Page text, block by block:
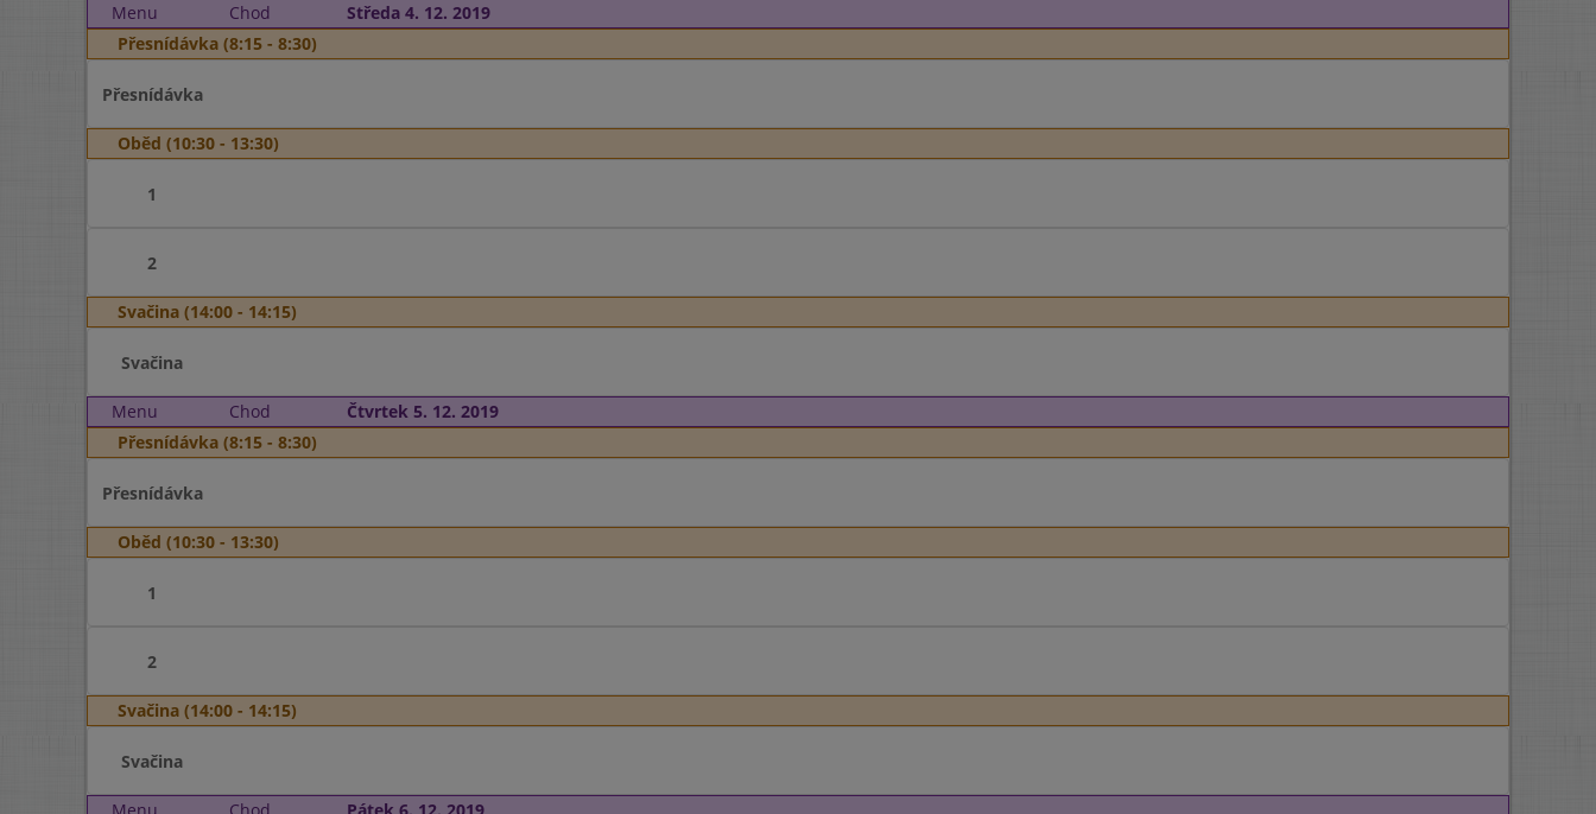
Menu Chod
Středa 4. 12. 2019
Přesnídávka (8:15 - 8:30)
Přesnídávka
Oběd (10:30 - 13:30)
1
2
Svačina (14:00 - 14:15)
Svačina
Menu Chod
Čtvrtek 5. 12. 2019
Přesnídávka (8:15 - 8:30)
Přesnídávka
Oběd (10:30 - 13:30)
1
2
Svačina (14:00 - 14:15)
Svačina